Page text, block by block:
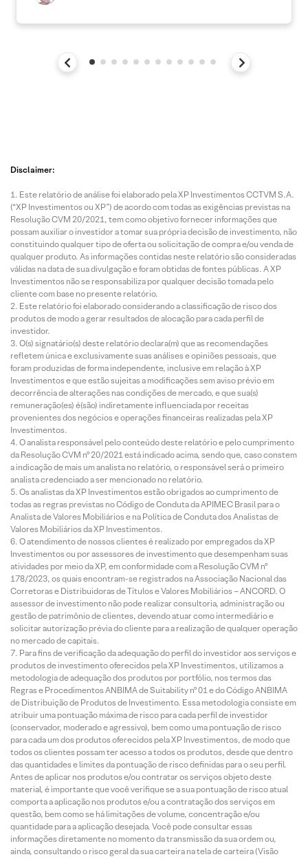
Disclaimer:
Este relatório de análise foi elaborado pela XP Investimentos CCTVM S.A.
(“XP Investimentos ou XP”) de acordo com todas as exigências previstas na
Resolução CVM 20/2021, tem como objetivo fornecer informações que
possam auxiliar o investidor a tomar sua própria decisão de investimento, não
constituindo qualquer tipo de oferta ou solicitação de compra e/ou venda de
qualquer produto. As informações contidas neste relatório são consideradas
válidas na data de sua divulgação e foram obtidas de fontes públicas. A XP
Investimentos não se responsabiliza por qualquer decisão tomada pelo
cliente com base no presente relatório.
Este relatório foi elaborado considerando a classificação de risco dos
produtos de modo a gerar resultados de alocação para cada perfil de
investidor.
O(s) signatário(s) deste relatório declara(m) que as recomendações
refletem única e exclusivamente suas análises e opiniões pessoais, que
foram produzidas de forma independente, inclusive em relação à XP
Investimentos e que estão sujeitas a modificações sem aviso prévio em
decorrência de alterações nas condições de mercado, e que sua(s)
remuneração(es) é(são) indiretamente influenciada por receitas
provenientes dos negócios e operações financeiras realizadas pela XP
Investimentos.
O analista responsável pelo conteúdo deste relatório e pelo cumprimento
da Resolução CVM nº 20/2021 está indicado acima, sendo que, caso constem
a indicação de mais um analista no relatório, o responsável será o primeiro
analista credenciado a ser mencionado no relatório.
Os analistas da XP Investimentos estão obrigados ao cumprimento de
todas as regras previstas no Código de Conduta da APIMEC Brasil para o
Analista de Valores Mobiliários e na Política de Conduta dos Analistas de
Valores Mobiliários da XP Investimentos.
O atendimento de nossos clientes é realizado por empregados da XP
Investimentos ou por assessores de investimento que desempenham suas
atividades por meio da XP, em conformidade com a Resolução CVM nº
178/2023, os quais encontram-se registrados na Associação Nacional das
Corretoras e Distribuidoras de Títulos e Valores Mobiliários – ANCORD. O
assessor de investimento não pode realizar consultoria, administração ou
gestão de patrimônio de clientes, devendo atuar como intermediário e
solicitar autorização prévia do cliente para a realização de qualquer operação
no mercado de capitais.
Para fins de verificação da adequação do perfil do investidor aos serviços e
produtos de investimento oferecidos pela XP Investimentos, utilizamos a
metodologia de adequação dos produtos por portfólio, nos termos das
Regras e Procedimentos ANBIMA de Suitability nº 01 e do Código ANBIMA
de Distribuição de Produtos de Investimento. Essa metodologia consiste em
atribuir uma pontuação máxima de risco para cada perfil de investidor
(conservador, moderado e agressivo), bem como uma pontuação de risco
para cada um dos produtos oferecidos pela XP Investimentos, de modo que
todos os clientes possam ter acesso a todos os produtos, desde que dentro
das quantidades e limites da pontuação de risco definidas para o seu perfil.
Antes de aplicar nos produtos e/ou contratar os serviços objeto deste
material, é importante que você verifique se a sua pontuação de risco atual
comporta a aplicação nos produtos e/ou a contratação dos serviços em
questão, bem como se há limitações de volume, concentração e/ou
quantidade para a aplicação desejada. Você pode consultar essas
informações diretamente no momento da transmissão da sua ordem ou,
ainda, consultando o risco geral da sua carteira na tela de carteira (Visão